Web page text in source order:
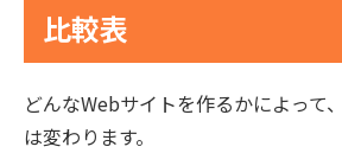
比較表
どんなWebサイトを作るかによって
は変わります。